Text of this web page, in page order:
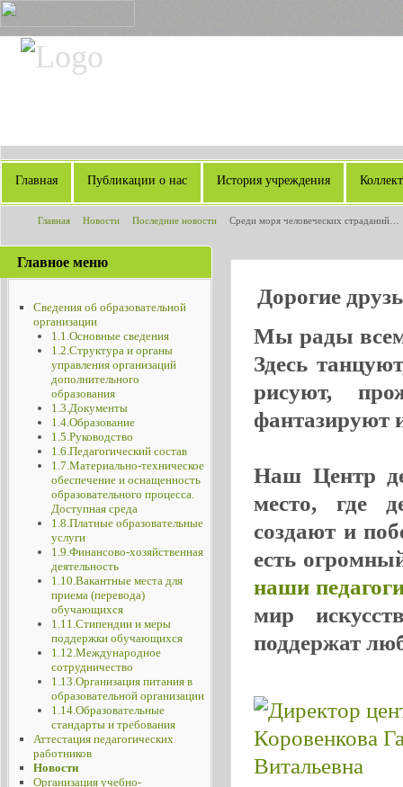
Главная Публикации о нас История учреждения
Главная Новости Последние новости Среди моря человеческих страданий…
Главное меню
Сведения об образовательной
организации
1.1.Основные сведения
1.2.Структура и органы
управления организаций
дополнительного
образования
1.3.Документы
1.4.Образование
1.5.Руководство
1.6.Педагогический состав
1.7.Материально-техническое
обеспечение и оснащенность
образовательного процесса.
Доступная среда
1.8.Платные образовательные
услуги
1.9.Финансово-хозяйственная
деятельность
1.10.Вакантные места для
приема (перевода)
обучающихся
1.11.Стипендии и меры
поддержки обучающихся
1.12.Международное
сотрудничество
1.13.Организация питания в
образовательной организации
1.14.Образовательные
стандарты и требования
Аттестация педагогических
работников
Новости
Организация учебно-
Дорогие
Мы рады всем,
Здесь
рисуют,
фантазируют
Наш Центр
место, где
создают и
есть
наши
мир
поддержат